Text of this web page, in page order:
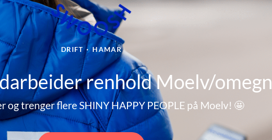
DRIFT · HAMAR
renhold Moelv/omegn
og trenger flere SHINY HAPPY PEOPLE på Moelv! 🤩